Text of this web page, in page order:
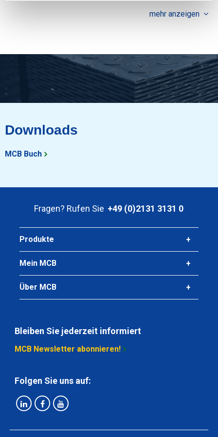
mehr anzeigen
Downloads
MCB Buch
Fragen? Rufen Sie +49 (0)2131 3131 0
Produkte
Mein MCB
Über MCB
Bleiben Sie jederzeit informiert
MCB Newsletter abonnieren!
Folgen Sie uns auf: